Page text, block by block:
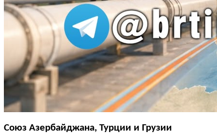
Союз Азербайджана, Турции и Грузии